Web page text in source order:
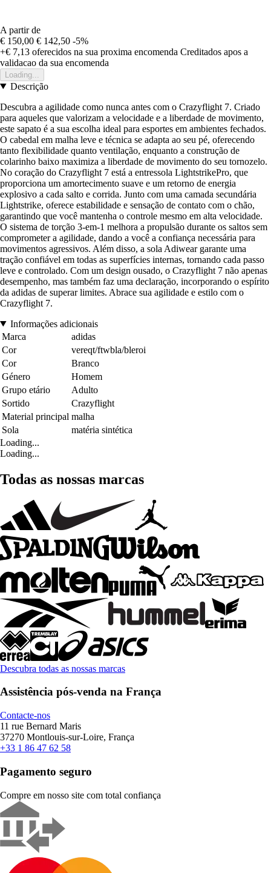
A partir de
€ 150,00 € 142,50 -5%
+€ 7,13 oferecidos na sua proxima encomenda Creditados apos a
validacao da sua encomenda
Loading...
Descrição
Descubra a agilidade como nunca antes com o Crazyflight 7. Criado
para aqueles que valorizam a velocidade e a liberdade de movimento,
este sapato é a sua escolha ideal para esportes em ambientes fechados.
O cabedal em malha leve e técnica se adapta ao seu pé, oferecendo
tanto flexibilidade quanto ventilação, enquanto a construção de
colarinho baixo maximiza a liberdade de movimento do seu tornozelo.
No coração do Crazyflight 7 está a entressola LightstrikePro, que
proporciona um amortecimento suave e um retorno de energia
explosivo a cada salto e corrida. Junto com uma camada secundária
Lightstrike, oferece estabilidade e sensação de contato com o chão,
garantindo que você mantenha o controle mesmo em alta velocidade.
O sistema de torção 3-em-1 melhora a propulsão durante os saltos sem
comprometer a agilidade, dando a você a confiança necessária para
movimentos agressivos. Além disso, a sola Adiwear garante uma
tração confiável em todas as superfícies internas, tornando cada passo
leve e controlado. Com um design ousado, o Crazyflight 7 não apenas
desempenho, mas também faz uma declaração, incorporando o espírito
da adidas de superar limites. Abrace sua agilidade e estilo com o
Crazyflight 7.
Informações adicionais
Marca
adidas
Cor
vereqt/ftwbla/bleroi
Cor
Branco
Género
Homem
Grupo etário
Adulto
Sortido
Crazyflight
Material principal malha
Sola
matéria sintética
Loading...
Loading...
Todas as nossas marcas
Descubra todas as nossas marcas
Assistência pós-venda na França
Contacte-nos
11 rue Bernard Maris
37270 Montlouis-sur-Loire, França
+33 1 86 47 62 58
Pagamento seguro
Compre em nosso site com total confiança